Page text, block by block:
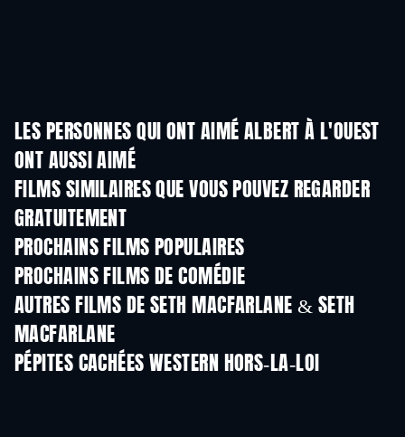
LES PERSONNES QUI ONT AIMÉ ALBERT À L'OUEST
ONT AUSSI AIMÉ
FILMS SIMILAIRES QUE VOUS POUVEZ REGARDER
GRATUITEMENT
PROCHAINS FILMS POPULAIRES
PROCHAINS FILMS DE COMÉDIE
AUTRES FILMS DE SETH MACFARLANE & SETH
MACFARLANE
PÉPITES CACHÉES WESTERN HORS-LA-LOI